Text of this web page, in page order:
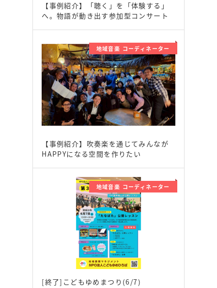
【事例紹介】「聴く」を「体験する」
へ。物語が動き出す参加型コンサート
地域音楽 コーディネーター
【事例紹介】吹奏楽を通じてみんなが
HAPPYになる空間を作りたい
地域音楽 コーディネーター
[終了]こどもゆめまつり(6/7)